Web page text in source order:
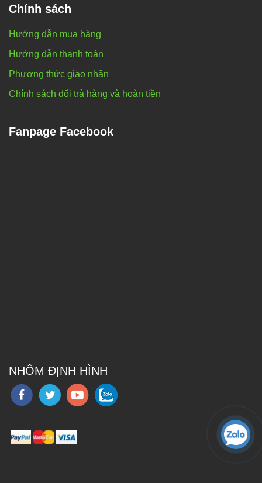
Chính sách
Hướng dẫn mua hàng
Hướng dẫn thanh toán
Phương thức giao nhận
Chính sách đổi trả hàng và hoàn tiền
Fanpage Facebook
NHÔM ĐỊNH HÌNH